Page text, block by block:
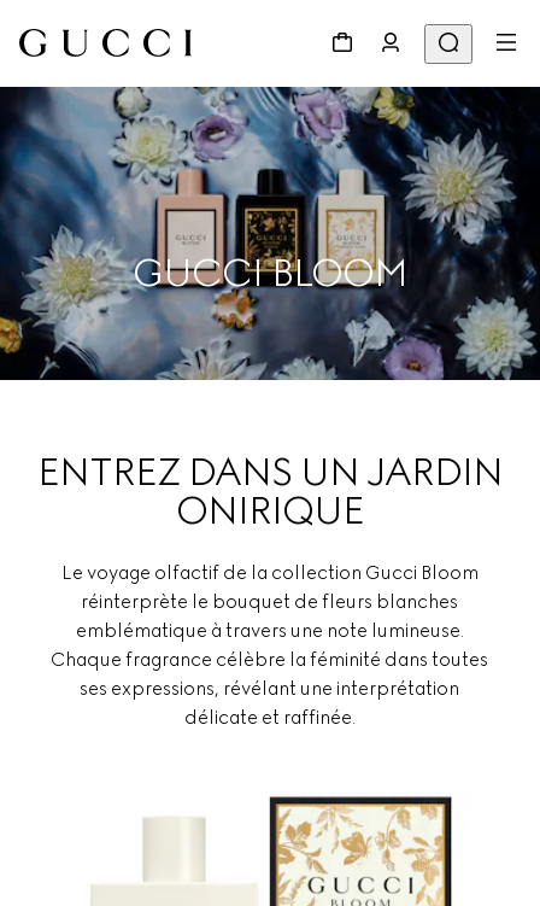
GUCCI BLOOM
ENTREZ DANS UN JARDIN
ONIRIQUE
Le voyage olfactif de la collection Gucci Bloom
réinterprète le bouquet de fleurs blanches
emblématique à travers une note lumineuse.
Chaque fragrance célèbre la féminité dans toutes
ses expressions, révélant une interprétation
délicate et raffinée.